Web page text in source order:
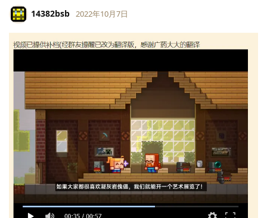
14382bsb
LV.118
2022年10月7日